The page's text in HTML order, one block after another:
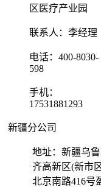
区医疗产业园
联系人：李经理
电话：400-8030-
598
手机：
17531881293
新疆分公司
地址：新疆乌
齐高新区(新市
北京南路416号